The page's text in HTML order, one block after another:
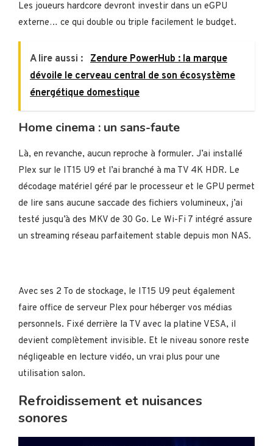
Les joueurs hardcore devront investir dans un eGPU
externe… ce qui double ou triple facilement le budget.
A lire aussi : Zendure PowerHub : la marque
dévoile le cerveau central de son écosystème
énergétique domestique
Home cinema : un sans-faute
Là, en revanche, aucun reproche à formuler. J’ai installé
Plex sur le IT15 U9 et l’ai branché à ma TV 4K HDR. Le
décodage matériel géré par le processeur et le GPU permet
de lire sans aucune saccade des fichiers volumineux, j’ai
testé jusqu’à des MKV de 30 Go. Le Wi-Fi 7 intégré assure
un streaming réseau parfaitement stable depuis mon NAS.
Avec ses 2 To de stockage, le IT15 U9 peut également
faire office de serveur Plex pour héberger vos médias
personnels. Fixé derrière la TV avec la platine VESA, il
devient complètement invisible. Et le niveau sonore reste
négligeable en lecture vidéo, un vrai plus pour une
utilisation salon.
Refroidissement et nuisances
sonores